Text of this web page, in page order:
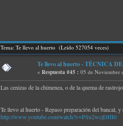
Tema: Te llevo al huerto (Leído 527054 veces)
Te llevo al huerto - TÉCNICA
«Respuesta #45 : 05 de Noviembre
Las cenizas de la chimenea, o de la quema de
Te llevo al huerto - Repaso preparación del bancal, y
http://www.youtube.com/watch?v=PSu2wcjDHI0